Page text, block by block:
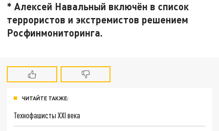
* Алексей Навальный включён в список
террористов и экстремистов решением
Росфинмониторинга.
ЧИТАЙТЕ ТАКЖЕ:
Технофашисты XXI века